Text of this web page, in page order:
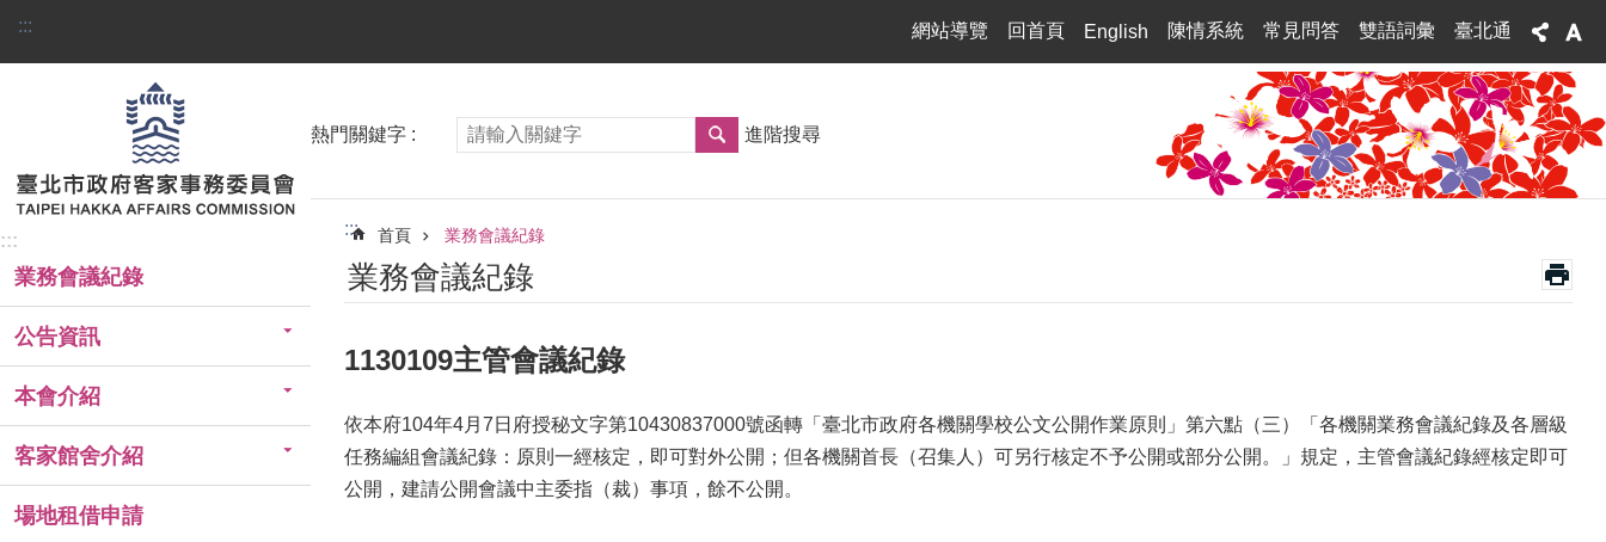
跳到主要內容區塊
::: 網站導覽 回首頁 English 陳情系統 常見問答 雙語詞彙 臺北通
:::
業務會議紀錄
公告資訊
本會介紹
客家館舍介紹
場地租借申請
熱門關鍵字 進階搜尋
::: 首頁 業務會議紀錄
業務會議紀錄
1130109主管會議紀錄
依本府104年4月7日府授秘文字第10430837000號函轉「臺北市政府各機關學校公文公開作業原則」第六點（三）「各機關業務會議紀錄及各層級
任務編組會議紀錄：原則一經核定，即可對外公開；但各機關首長（召集人）可另行核定不予公開或部分公開。」規定，主管會議紀錄經核定即可
公開，建請公開會議中主委指（裁）事項，餘不公開。